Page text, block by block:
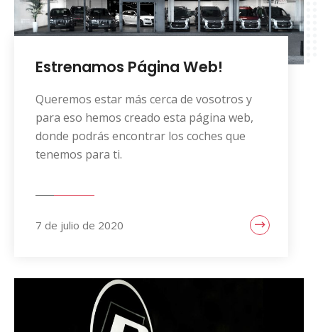
Estrenamos Página Web!
Queremos estar más cerca de vosotros y
para eso hemos creado esta página web,
donde podrás encontrar los coches que
tenemos para ti.
7 de julio de 2020